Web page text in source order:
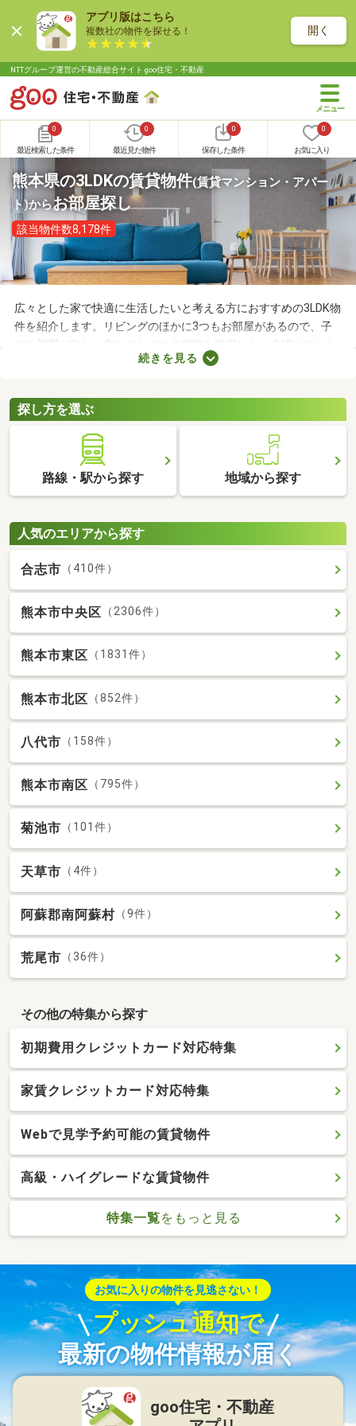
アプリ版はこちら
複数社の物件を探せる！ 開く
NTTグループ運営の不動産総合サイト goo住宅・不動産
0
最近検索した条件
0
最近見た物件
0
保存した条件
0
お気に入り
熊本県の3LDKの賃貸物件(賃貸マンション・アパー
ト)からお部屋探し
該当物件数8,178件
広々とした家で快適に生活したいと考える方におすすめの3LDK物
件を紹介します。リビングのほかに3つもお部屋があるので、子
ども部屋が欲しい方やそれぞれの個室を確保したい夫婦にぴった
り。物件のなかには新しい設備を用意しているところもあるの
くださいね。
続きを見る
探し方を選ぶ
路線・駅から探す 地域から探す
人気のエリアから探す
合志市 （410件）
熊本市中央区 （2306件）
熊本市東区 （1831件）
熊本市北区 （852件）
八代市 （158件）
熊本市南区 （795件）
菊池市 （101件）
天草市 （4件）
阿蘇郡南阿蘇村 （9件）
荒尾市 （36件）
その他の特集から探す
初期費用クレジットカード対応特集
家賃クレジットカード対応特集
Webで見学予約可能の賃貸物件
高級・ハイグレードな賃貸物件
特集一覧をもっと見る
お気に入りの物件を見逃さない！
プッシュ通知で
最新の物件情報が届く
goo住宅・不動産